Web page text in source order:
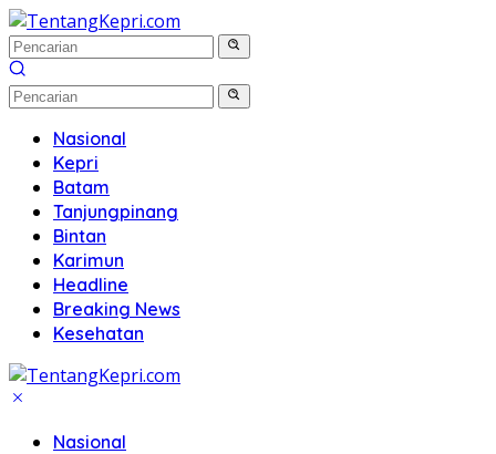
Langsung
ke
konten
Nasional
Kepri
Batam
Tanjungpinang
Bintan
Karimun
Headline
Breaking News
Kesehatan
Nasional